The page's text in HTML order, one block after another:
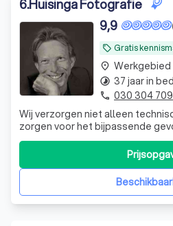
6.Huisinga Fotografie
local_offer Gratis
9,9
Wij verzorgen niet alleen
zorgen voor het bijpassende
Luisteren nauwlettend naar
moment, op de juiste plaats.
place Werkgebied
timelapse 37 jaar in
phone 030 304